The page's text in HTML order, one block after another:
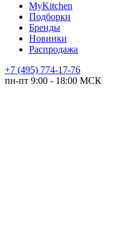
MyKitchen
Подборки
Бренды
Новинки
Распродажа
+7 (495) 774-17-76
пн-пт 9:00 - 18:00 МСК